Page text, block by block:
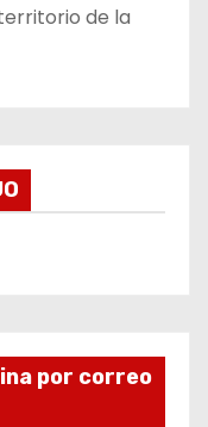
de la
por correo